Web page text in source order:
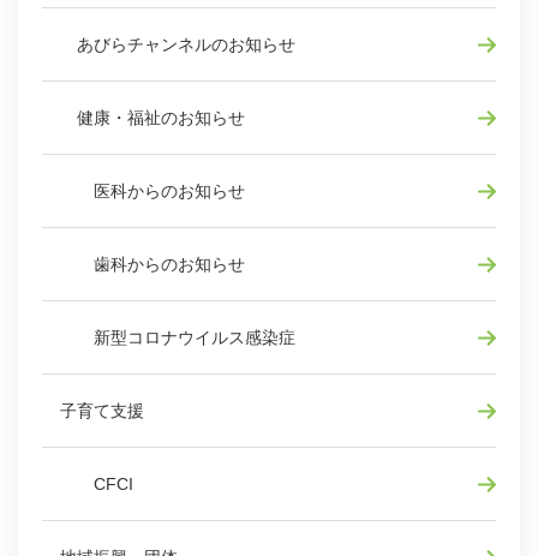
あびらチャンネルのお知らせ
健康・福祉のお知らせ
医科からのお知らせ
歯科からのお知らせ
新型コロナウイルス感染症
子育て支援
CFCI